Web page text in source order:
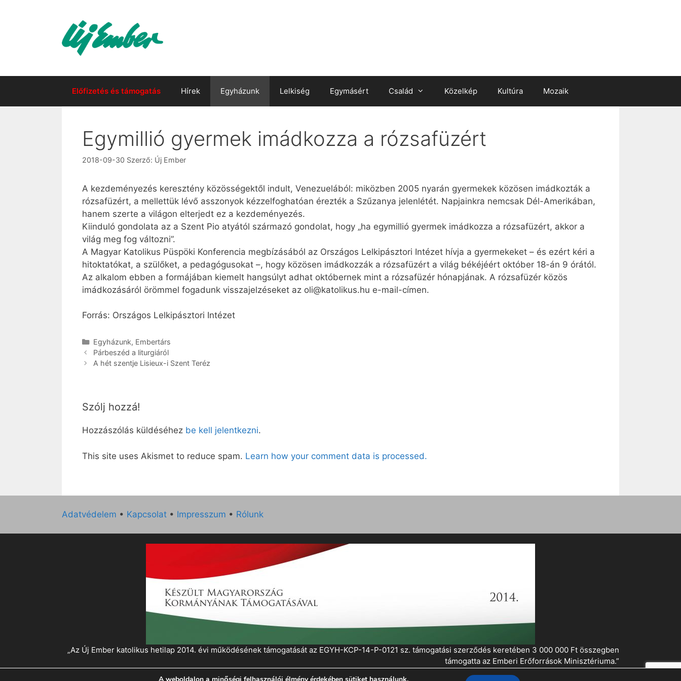
Előfizetés és támogatás Hírek Egyházunk Lelkiség Egymásért Család Közelkép Kultúra Mozaik
Egymillió gyermek imádkozza a rózsafüzért
2018-09-30 Szerző: Új Ember
A kezdeményezés keresztény közösségektől indult, Venezuelából: miközben 2005 nyarán gyermekek közösen imádkozták a
rózsafüzért, a mellettük lévő asszonyok kézzelfoghatóan érezték a Szűzanya jelenlétét. Napjainkra nemcsak Dél-Amerikában,
hanem szerte a világon elterjedt ez a kezdeményezés.
Kiinduló gondolata az a Szent Pio atyától származó gondolat, hogy „ha egymillió gyermek imádkozza a rózsafüzért, akkor a
világ meg fog változni”.
A Magyar Katolikus Püspöki Konferencia megbízásából az Országos Lelkipásztori Intézet hívja a gyermekeket – és ezért kéri a
hitoktatókat, a szülőket, a pedagógusokat –, hogy közösen imádkozzák a rózsafüzért a világ békéjéért október 18-án 9 órától.
Az alkalom ebben a formájában kiemelt hangsúlyt adhat októbernek mint a rózsafüzér hónapjának. A rózsafüzér közös
imádkozásáról örömmel fogadunk visszajelzéseket az oli@katolikus.hu e-mail-címen.
Forrás: Országos Lelkipásztori Intézet
Kategória
Egyházunk, Embertárs
Párbeszéd a liturgiáról
A hét szentje Lisieux-i Szent Teréz
Szólj hozzá!
Hozzászólás küldéséhez be kell jelentkezni.
This site uses Akismet to reduce spam. Learn how your comment data is processed.
Adatvédelem • Kapcsolat • Impresszum • Rólunk
„Az Új Ember katolikus hetilap 2014. évi működésének támogatását az EGYH-KCP-14-P-0121 sz. támogatási szerződés keretében 3 000 000 Ft összegben
támogatta az Emberi Erőforrások Minisztériuma.”